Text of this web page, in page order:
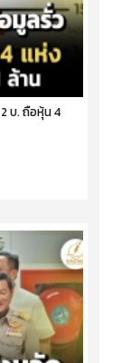
บ. ถือหุ้น 4